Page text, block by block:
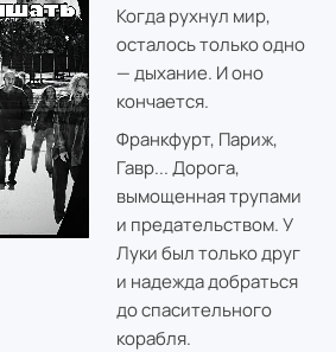
Когда рухнул мир,
осталось только одно
— дыхание. И оно
кончается.
Франкфурт, Париж,
Гавр... Дорога,
вымощенная трупами
и предательством. У
Луки был только друг
и надежда добраться
до спасительного
корабля.